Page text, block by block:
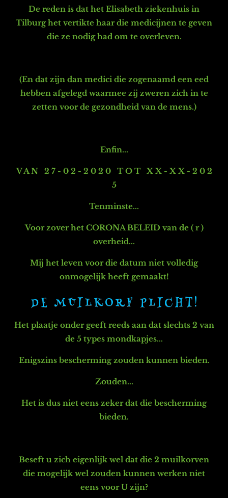
De reden is dat het Elisabeth ziekenhuis in
Tilburg het vertikte haar die medicijnen te geven
die ze nodig had om te overleven.
(En dat zijn dan medici die zogenaamd een eed
hebben afgelegd waarmee zij zweren zich in te
zetten voor de gezondheid van de mens.)
Enfin...
V A N 2 7 - 0 2 - 2 0 2 0 T O T X X - X X - 2 0 2
5
Tenminste...
Voor zover het CORONA BELEID van de ( r )
overheid...
Mij het leven voor die datum niet volledig
onmogelijk heeft gemaakt!
D E M U I L K O R F P L I C H T !
Het plaatje onder geeft reeds aan dat slechts 2 van
de 5 types mondkapjes...
Enigszins bescherming zouden kunnen bieden.
Zouden...
Het is dus niet eens zeker dat die bescherming
bieden.
Beseft u zich eigenlijk wel dat die 2 muilkorven
die mogelijk wel zouden kunnen werken niet
eens voor U zijn?